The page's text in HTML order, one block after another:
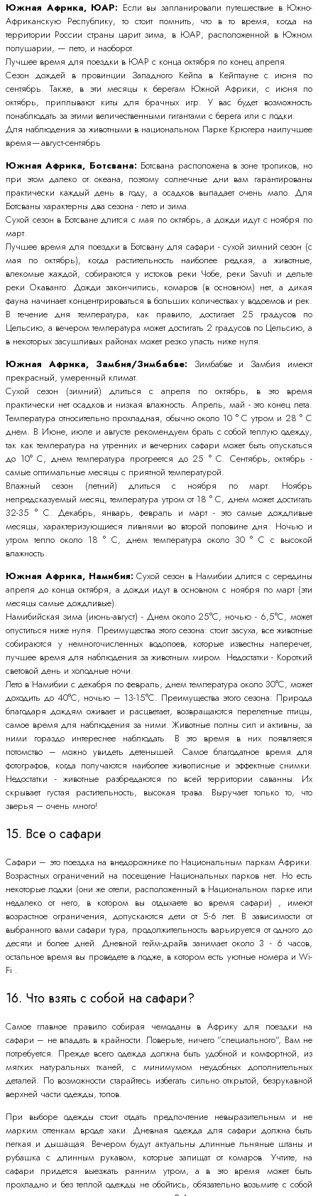
Южная Африка, ЮАР: Если вы запланировали путешествие в Южно-
Африканскую Республику, то стоит помнить, что в то время, когда на
территории России страны царит зима, в ЮАР, расположенной в Южном
полушарии, — лето, и наоборот.
Лучшее время для поездки в ЮАР с конца октября по конец апреля.
Сезон дождей в провинции Западного Кейпа в Кейптауне с июня по
сентябрь. Также, в эти месяцы к берегам Южной Африки, с июня по
октябрь, приплывают киты для брачных игр. У вас будет возможность
понаблюдать за этими величественными гигантами с берега или с лодки.
Для наблюдения за животными в национальном Парке Крюгера наилучшее
время — август-сентябрь.
Южная Африка, Ботсвана: Ботсвана расположена в зоне тропиков, но
при этом далеко от океана, поэтому солнечные дни вам гарантированы
практически каждый день в году, а осадков выпадает очень мало. Для
Ботсваны характерны два сезона - лето и зима.
Сухой сезон в Ботсване длится с мая по октябрь, а дожди идут с ноября по
март.
Лучшее время для поездки в Ботсвану для сафари - сухой зимний сезон (с
мая по октябрь), когда растительность наиболее редкая, а животные,
влекомые жаждой, собираются у истоков реки Чобе, реки Savuti и дельте
реки Окаванго. Дожди закончились, комаров (в основном) нет, а дикая
фауна начинает концентрироваться в больших количествах у водоемов и рек.
В течение дня температура, как правило, достигает 25 градусов по
Цельсию, а вечером температура может достигать 2 градусов по Цельсию, а
в некоторых засушливых районах может резко упасть ниже нуля.
Южная Африка, Замбия/Зимбабве: Зимбабве и Замбия имеют
прекрасный, умеренный климат.
Сухой сезон (зимний) длиться с апреля по октябрь, в это время
практически нет осадков и низкая влажность. Апрель, май - это конец лета.
Температура относительно прохладная, обычно около 10 ° C утром и 28 ° C
днем. В Июне, июле и августе рекомендуем брать с собой теплую одежду,
так как температура на утренних и вечерних сафари может быть опускаться
до 10° C, днем температура прогреется до 25 ° C. Сентябрь, октябрь -
самые оптимальные месяцы с приятной температурой.
Влажный сезон (летний) длиться с ноября по март. Ноябрь
непредсказуемый месяц, температура утром от 18 ° C, днем может достигать
32-35 ° C. Декабрь, январь, февраль и март - это самые дождливые
месяцы, характеризующиеся ливнями во второй половине дня. Ночью и
утром тепло около 18 ° C, днем температура около 30 ° C с высокой
влажность.
Южная Африка, Намибия:Сухой сезон в Намибии длится с середины
апреля до конца октября, а дожди идут в основном с ноября по март (эти
месяцы самые дождливые).
Намибийская зима (июнь-август) - Днем около 25°С, ночью - 6,5°С, может
опуститься ниже нуля. Преимущества этого сезона: стоит засуха, все животные
собираются у немногочисленных водопоев, которые известны наперечет,
лучшее время для наблюдения за животным миром. Недостатки - Короткий
световой день и холодные ночи.
Лето в Намибии с декабря по февраль, днем температура около 30°С, может
доходить до 40°С, ночью – 13-15°С. Преимущества этого сезона: Природа
благодаря дождям оживает и расцветает, возвращаются перелетные птицы,
самое время для наблюдения за ними. Животные полны сил и активны, за
ними гораздо интереснее наблюдать. В это время в них появляется
потомство – можно увидеть детенышей. Самое благодатное время для
фотографов, когда получаются наиболее живописные и эффектные снимки.
Недостатки - животные разбредаются по всей территории саванны. Их
скрывает густая растительность, высокая трава. Выручает только то, что
зверья – очень много!
15. Все о сафари
Сафари – это поездка на внедорожнике по Национальным паркам Африки.
Возрастных ограничений на посещение Национальных парков нет. Но есть
некоторые лоджи (они же отели, расположенный в Национальном парке или
недалеко от него, в котором вы отдыхаете во время сафари) , имеют
возрастное ограничения, допускаются дети от 5-6 лет. В зависимости от
выбранного вами сафари тура, продолжительность варьируется от одного до
десяти и более дней. Дневной гейм-драйв занимает около 3 - 6 часов,
остальное время вы проведете в лодже, в котором есть уютные номера и Wi-
Fi .
16. Что взять с собой на сафари?
Самое главное правило собирая чемоданы в Африку для поездки на
сафари – не впадать в крайности. Поверьте, ничего "специального", Вам не
потребуется. Прежде всего одежда должна быть удобной и комфортной, из
мягких натуральных тканей, с минимумом неудобных дополнительных
деталей. По возможности старайтесь избегать сильно открытой, безрукавной
верхней части одежды, топов.
При выборе одежды стоит отдать предпочтение невыразительным и не
марким оттенкам вроде хаки. Дневная одежда для сафари должна быть
легкая и дышащая. Вечером будут актуальны длинные льняные штаны и
рубашка с длинным рукавом, которые запищат от комаров. Учтите, на
сафари придется выезжать ранним утром, а в это время может быть
прохладно и без теплой одежды не обойтись, обязательно возьмите с собой